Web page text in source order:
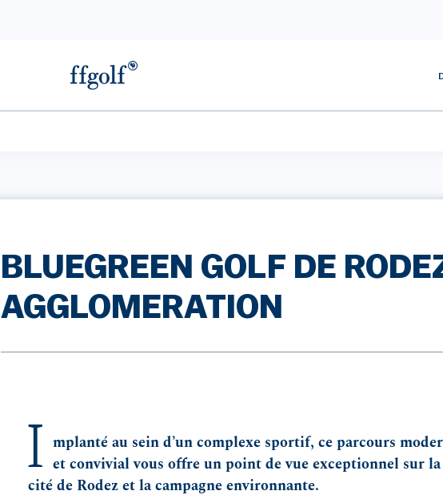
BLUEGREEN GOLF DE
AGGLOMERATION
I
mplanté au sein d’un complexe sportif, ce parcours
et convivial vous offre un point de vue exceptionnel sur la
cité de Rodez et la campagne environnante.